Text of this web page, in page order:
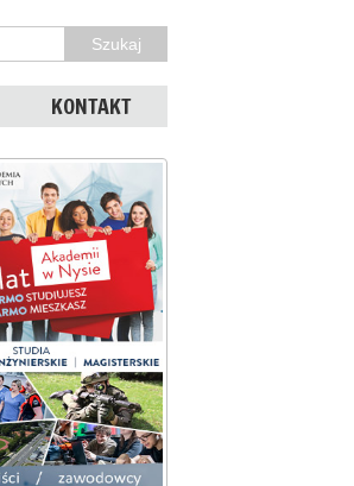
KONTAKT